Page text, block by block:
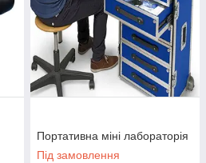
Портативна міні лабораторія
Під замовлення